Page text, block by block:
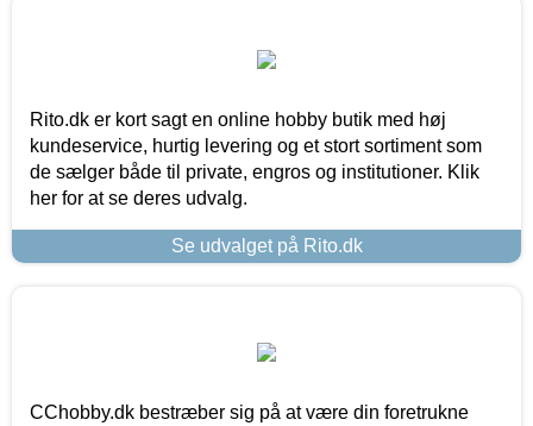
Rito.dk er kort sagt en online hobby butik med høj
kundeservice, hurtig levering og et stort sortiment som
de sælger både til private, engros og institutioner. Klik
her for at se deres udvalg.
Se udvalget på Rito.dk
CChobby.dk bestræber sig på at være din foretrukne